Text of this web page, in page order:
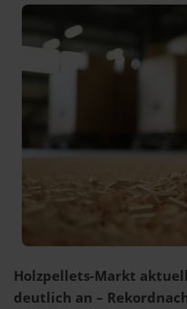
Holzpellets-Markt
deutlich an –